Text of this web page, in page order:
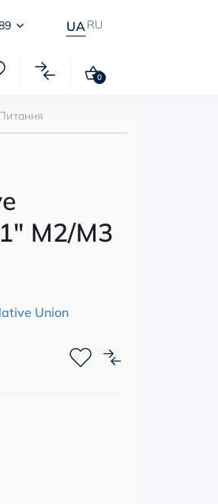
UA RU
0
M2/M3
Union